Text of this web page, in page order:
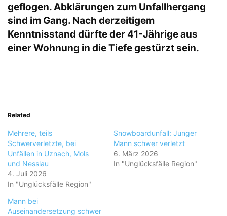
geflogen. Abklärungen zum Unfallhergang
sind im Gang. Nach derzeitigem
Kenntnisstand dürfte der 41-Jährige aus
einer Wohnung in die Tiefe gestürzt sein.
Related
Mehrere, teils
Schwerverletzte, bei
Unfällen in Uznach, Mols
und Nesslau
4. Juli 2026
In "Unglücksfälle Region"
Snowboardunfall: Junger
Mann schwer verletzt
6. März 2026
In "Unglücksfälle Region"
Mann bei
Auseinandersetzung schwer